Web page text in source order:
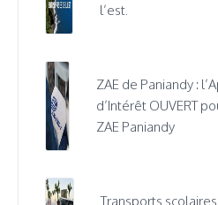
l’est.
ZAE de Paniandy :
d’Intérêt OUVERT
ZAE Paniandy
Transports